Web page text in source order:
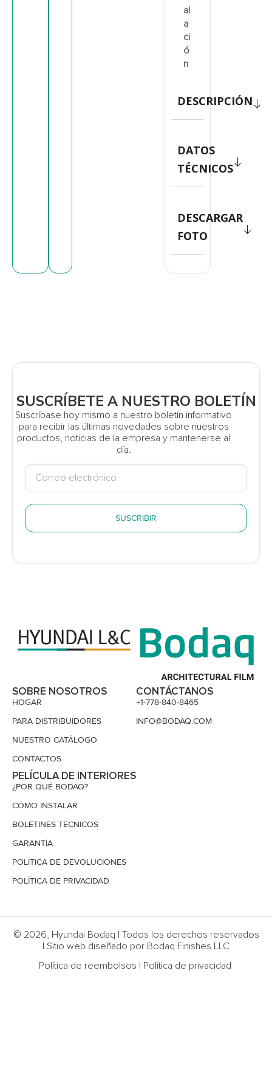
al
a
ci
ó
n
DESCRIPCIÓN
DATOS
TÉCNICOS
DESCARGAR
FOTO
SUSCRÍBETE A NUESTRO BOLETÍN
Suscríbase hoy mismo a nuestro boletín informativo
para recibir las últimas novedades sobre nuestros
productos, noticias de la empresa y mantenerse al
día.
SUSCRIBIR
SOBRE NOSOTROS
HOGAR
PARA DISTRIBUIDORES
NUESTRO CATÁLOGO
CONTACTOS
PELÍCULA DE INTERIORES
¿POR QUÉ BODAQ?
CÓMO INSTALAR
BOLETINES TÉCNICOS
GARANTÍA
POLÍTICA DE DEVOLUCIONES
POLÍTICA DE PRIVACIDAD
CONTÁCTANOS
+1-778-840-8465
INFO@BODAQ.COM
© 2026, Hyundai Bodaq | Todos los derechos reservados
| Sitio web diseñado por Bodaq Finishes LLC
Política de reembolsos | Política de privacidad